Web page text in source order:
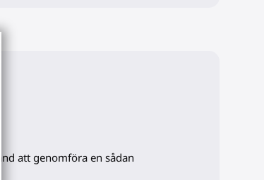
att genomföra en sådan